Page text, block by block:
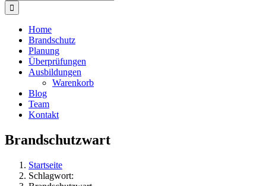
nach:
Home
Brandschutz
Planung
Überprüfungen
Ausbildungen
Warenkorb
Blog
Team
Kontakt
Brandschutzwart
Startseite
Schlagwort: